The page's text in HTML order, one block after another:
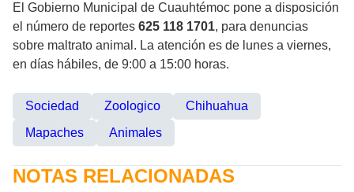
El Gobierno Municipal de Cuauhtémoc pone a disposición
el número de reportes 625 118 1701, para denuncias
sobre maltrato animal. La atención es de lunes a viernes,
en días hábiles, de 9:00 a 15:00 horas.
Sociedad Zoologico
Chihuahua
Mapaches
Animales
NOTAS RELACIONADAS